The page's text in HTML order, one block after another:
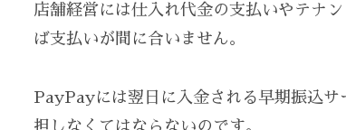
店舗経営には仕入れ代金の支払いやテナ
ば支払いが間に合いません。
PayPayには翌日に入金される早期振込
担しなくてはならないのです。